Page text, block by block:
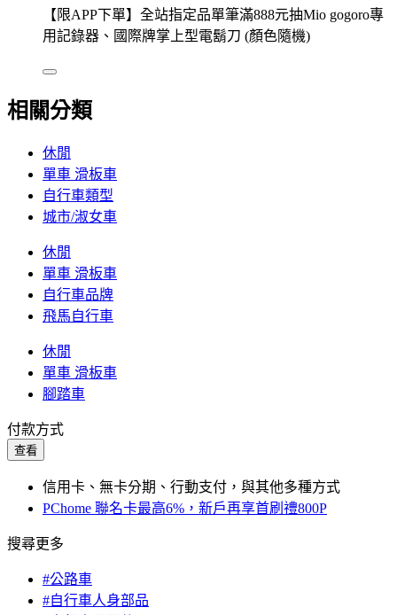
【限APP下單】全站指定品單筆滿888元抽Mio gogoro專
用記錄器、國際牌掌上型電鬍刀 (顏色隨機)
相關分類
休閒
單車 滑板車
自行車類型
城市/淑女車
休閒
單車 滑板車
自行車品牌
飛馬自行車
休閒
單車 滑板車
腳踏車
付款方式
查看
信用卡、無卡分期、行動支付，與其他多種方式
PChome 聯名卡最高6%，新戶再享首刷禮800P
搜尋更多
#公路車
#自行車人身部品